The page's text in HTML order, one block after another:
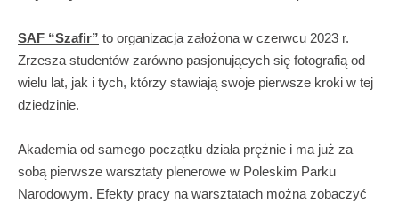
SAF “Szafir” to organizacja założona w czerwcu 2023 r.
Zrzesza studentów zarówno pasjonujących się fotografią od
wielu lat, jak i tych, którzy stawiają swoje pierwsze kroki w tej
dziedzinie.
Akademia od samego początku działa prężnie i ma już za
sobą pierwsze warsztaty plenerowe w Poleskim Parku
Narodowym. Efekty pracy na warsztatach można zobaczyć